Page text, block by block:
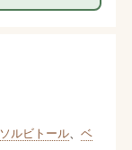
ソルビトール、 ベ